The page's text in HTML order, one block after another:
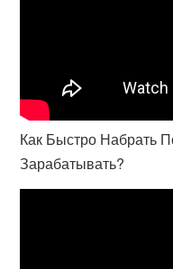
Как Быстро Набрать
Зарабатывать?